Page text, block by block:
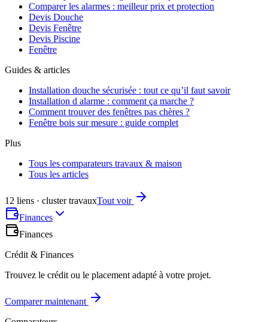
Comparer les alarmes : meilleur prix et protection
Devis Douche
Devis Fenêtre
Devis Piscine
Fenêtre
Guides & articles
Installation douche sécurisée : tout ce qu’il faut savoir
Installation d alarme : comment ça marche ?
Comment trouver des fenêtres pas chères ?
Fenêtre bois sur mesure : guide complet
Plus
Tous les comparateurs travaux & maison
Tous les articles
12 liens · cluster travauxTout voir
Finances
Finances
Crédit & Finances
Trouvez le crédit ou le placement adapté à votre projet.
Comparer maintenant